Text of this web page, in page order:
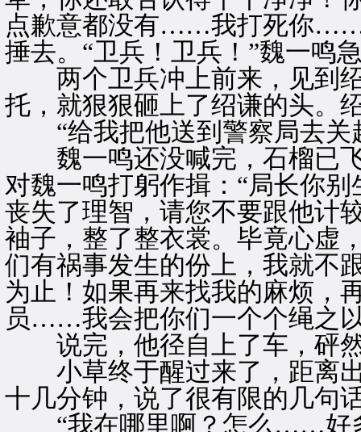
点歉意都没有……我打死你
捶去。“卫兵！卫兵！”魏一鸣
两个卫兵冲上前来，见到绍
托，就狠狠砸上了绍谦的头。
“给我把他送到警察局去
魏一鸣还没喊完，石榴已飞
对魏一鸣打躬作揖：“局长你
丧失了理智，请您不要跟他
袖子，整了整衣裳。毕竟心虚
们有祸事发生的份上，我就不
为止！如果再来找我的麻烦，
员……我会把你们一个个绳之
说完，他径自上了车，砰然
小草终于醒过来了，距离出
十几分钟，说了很有限的几句
“我在哪里啊？怎么……好